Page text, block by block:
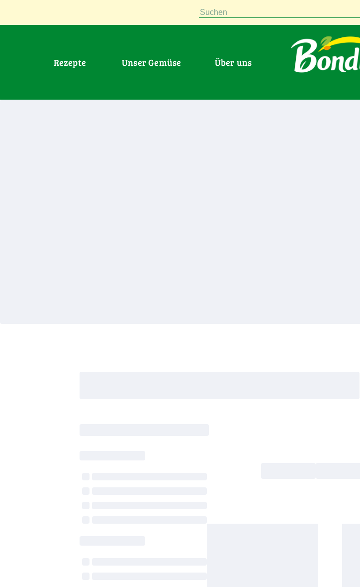
Suchen
Rezepte Unser Gemüse Über uns